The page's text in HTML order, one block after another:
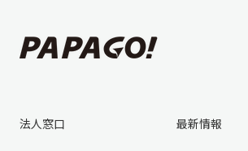
法人窓口 最新情報